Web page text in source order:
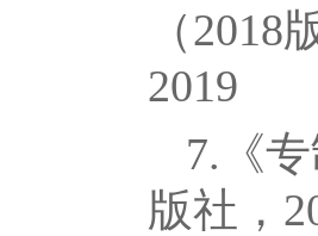
（
2019
7.《
版社，